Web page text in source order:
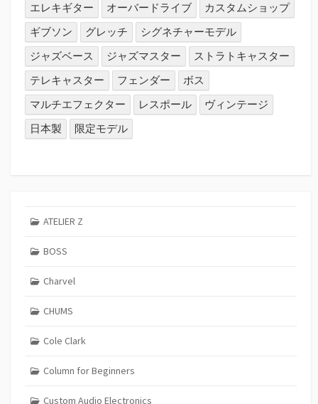
エレキギター
オーバードライブ
カスタムショップ
ギブソン
グレッチ
シグネチャーモデル
ジャズベース
ジャズマスター
ストラトキャスター
テレキャスター
フェンダー
ボス
マルチエフェクター
レスポール
ヴィンテージ
日本製
限定モデル
ATELIER Z
BOSS
Charvel
CHUMS
Cole Clark
Column for Beginners
Custom Audio Electronics